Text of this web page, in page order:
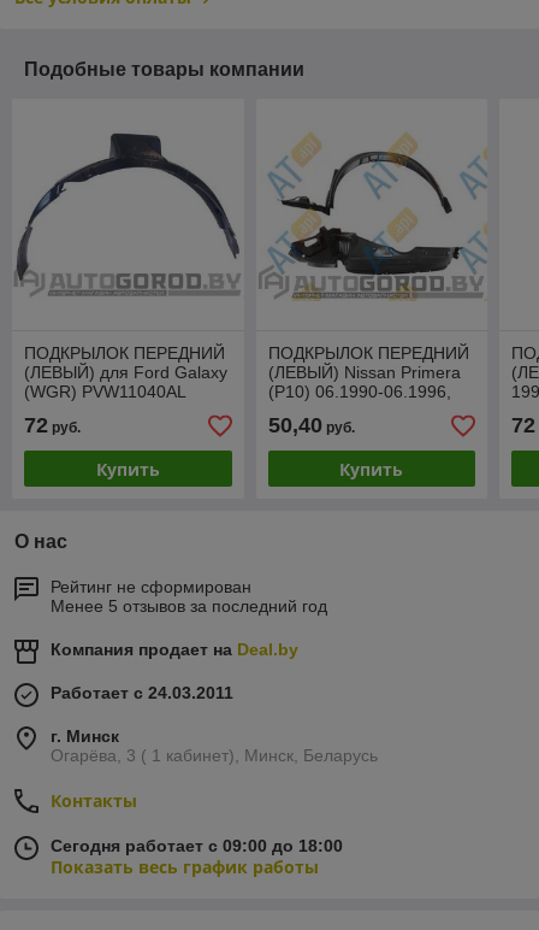
Подобные товары компании
ПОДКРЫЛОК ПЕРЕДНИЙ
(ЛЕВЫЙ) для Ford Galaxy
(WGR) PVW11040AL
72 руб.
Купить
ПОДКРЫЛОК ПЕРЕДНИЙ
(ЛЕВЫЙ) Nissan Primera
(P10) 06.1990-06.1996,
50,40руб.
Купить
72
О нас
Рейтинг не сформирован
Менее 5 отзывов за последний год
Компания продает на Deal.by
Работает с 24.03.2011
г. Минск
Огарёва, 3 ( 1 кабинет), Минск, Беларусь
Контакты
Сегодня работает с 09:00 до 18:00
Показать весь график работы